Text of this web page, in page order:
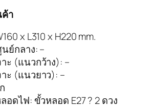
ค้า
x L310 x H220 mm.
ย์กลาง: –
ะ (แนวกว้าง): –
ะ (แนวยาว): –
อดไฟ: ขั้วหลอด E27 ? 2 ดวง